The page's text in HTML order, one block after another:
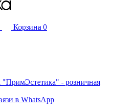
Корзина 0
"ПримЭстетика" - розничная
в WhatsApp